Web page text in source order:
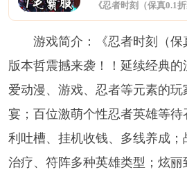
游戏简介：《忍者时刻（保
版本哲震撼来袭！！延续经典
爱动漫、游戏、忍者等元素的
宴；百位激萌个性忍者英雄等
利吐槽、挂机收钱、多线养成；
治疗、符阵多种英雄类型；炫